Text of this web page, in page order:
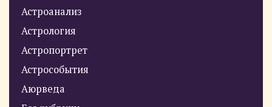
Астроанализ
Астрология
Астропортрет
Астрособытия
Аюрведа